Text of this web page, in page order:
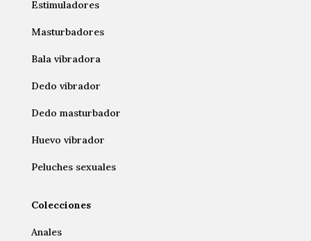
Estimuladores
Masturbadores
Bala vibradora
Dedo vibrador
Dedo masturbador
Huevo vibrador
Peluches sexuales
Colecciones
Anales